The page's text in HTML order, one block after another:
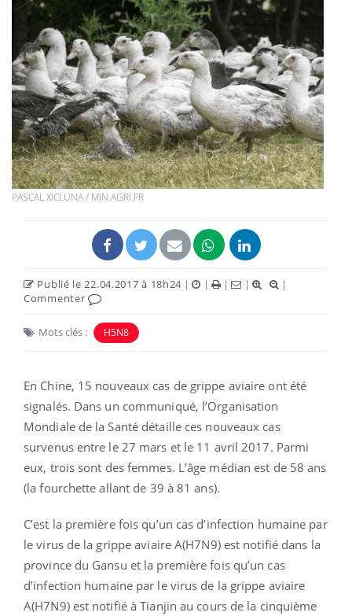
PASCAL XICLUNA / MIN.AGRI.FR
Publié le 22.04.2017 à 18h24 | | | |
|
Commenter
Mots clés : H5N8
En Chine, 15 nouveaux cas de grippe aviaire ont été
signalés. Dans un communiqué, l’Organisation
Mondiale de la Santé détaille ces nouveaux cas
survenus entre le 27 mars et le 11 avril 2017. Parmi
eux, trois sont des femmes. L’âge médian est de 58 ans
(la fourchette allant de 39 à 81 ans).
C’est la première fois qu’un cas d’infection humaine par
le virus de la grippe aviaire A(H7N9) est notifié dans la
province du Gansu et la première fois qu’un cas
d’infection humaine par le virus de la grippe aviaire
A(H7N9) est notifié à Tianjin au cours de la cinquième